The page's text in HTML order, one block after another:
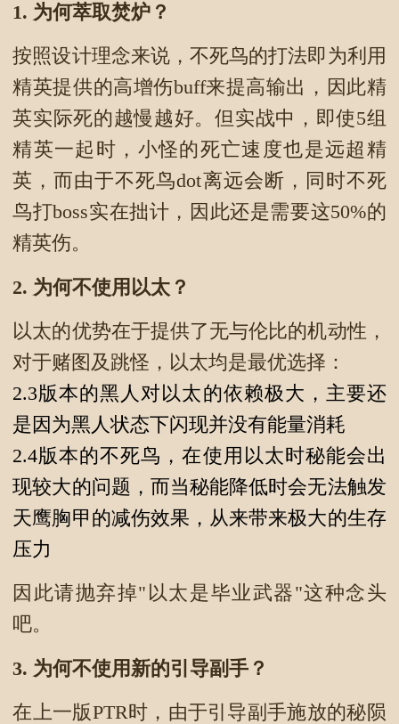
1. 为何萃取焚炉？
按照设计理念来说，不死鸟的打法即为利用
精英提供的高增伤buff来提高输出，因此精
英实际死的越慢越好。但实战中，即使5组
精英一起时，小怪的死亡速度也是远超精
英，而由于不死鸟dot离远会断，同时不死
鸟打boss实在拙计，因此还是需要这50%的
精英伤。
2. 为何不使用以太？
以太的优势在于提供了无与伦比的机动性，
对于赌图及跳怪，以太均是最优选择：
2.3版本的黑人对以太的依赖极大，主要还
是因为黑人状态下闪现并没有能量消耗
2.4版本的不死鸟，在使用以太时秘能会出
现较大的问题，而当秘能降低时会无法触发
天鹰胸甲的减伤效果，从来带来极大的生存
压力
因此请抛弃掉"以太是毕业武器"这种念头
吧。
3. 为何不使用新的引导副手？
在上一版PTR时，由于引导副手施放的秘陨